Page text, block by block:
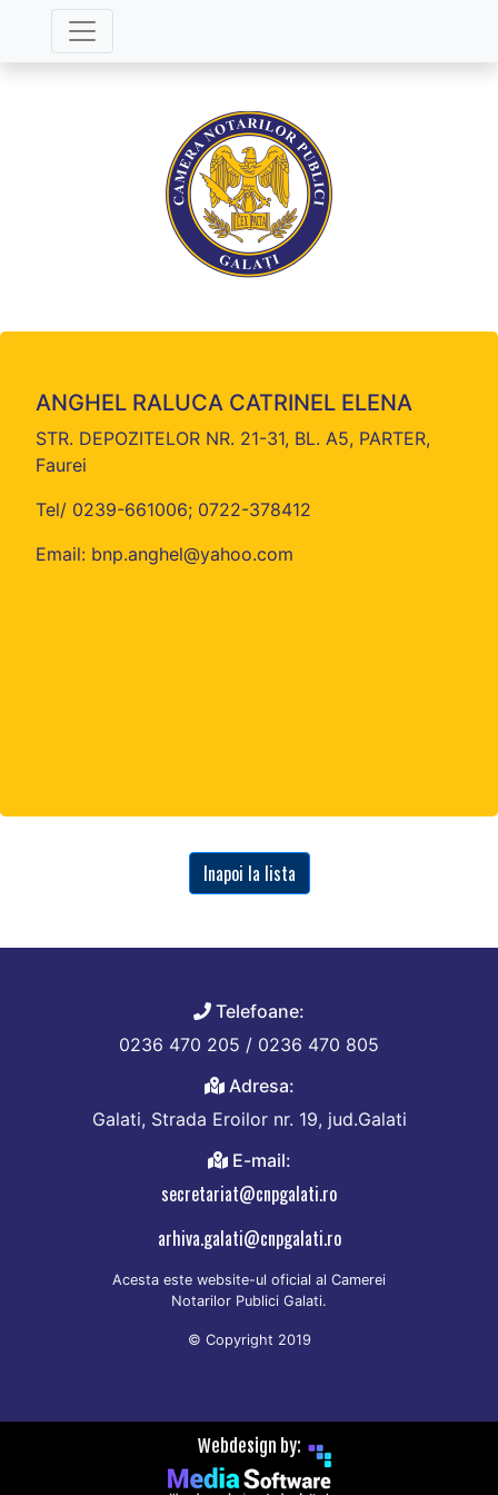
ANGHEL RALUCA CATRINEL ELENA
STR. DEPOZITELOR NR. 21-31, BL. A5, PARTER,
Faurei
Tel/ 0239-661006; 0722-378412
Email: bnp.anghel@yahoo.com
Inapoi la lista
Telefoane:
0236 470 205 / 0236 470 805
Adresa:
Galati, Strada Eroilor nr. 19, jud.Galati
E-mail:
secretariat@cnpgalati.ro
arhiva.galati@cnpgalati.ro
Acesta este website-ul oficial al Camerei
Notarilor Publici Galati.
© Copyright 2019
Webdesign by: